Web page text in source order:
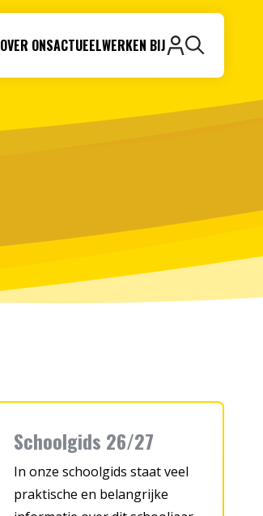
OVER ONSACTUEELWERKEN BIJ
Zoeken
Schoolgids 26/27
In onze schoolgids staat veel
praktische en belangrijke